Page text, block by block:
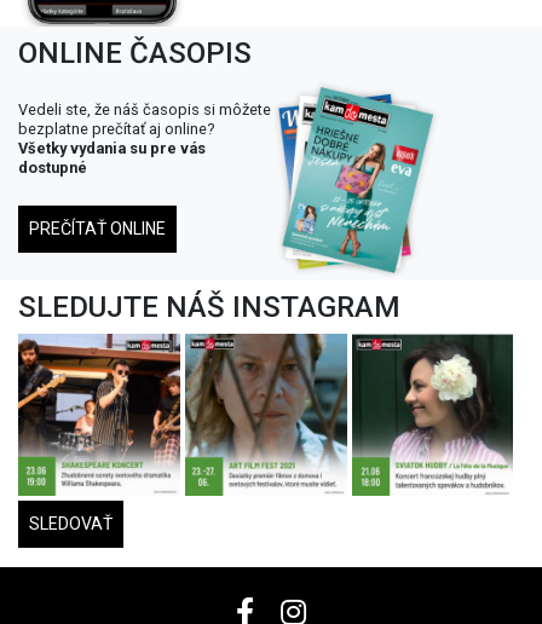
ONLINE ČASOPIS
Vedeli ste, že náš časopis si môžete
bezplatne prečítať aj online?
Všetky vydania su pre vás
dostupné
PREČÍTAŤ ONLINE
SLEDUJTE NÁŠ INSTAGRAM
SLEDOVAŤ